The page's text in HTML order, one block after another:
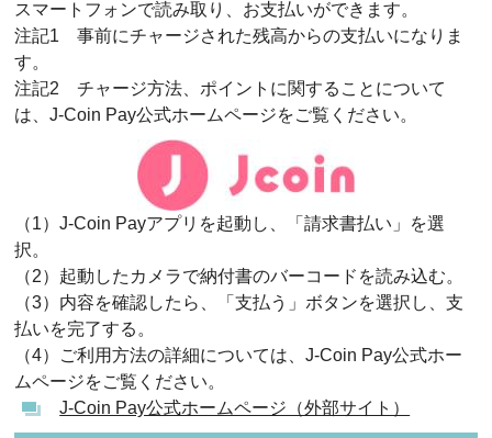
スマートフォンで読み取り、お支払いができます。
注記1 事前にチャージされた残高からの支払いになりま
す。
注記2 チャージ方法、ポイントに関することについて
は、J-Coin Pay公式ホームページをご覧ください。
（1）J-Coin Payアプリを起動し、「請求書払い」を選
択。
（2）起動したカメラで納付書のバーコードを読み込む。
（3）内容を確認したら、「支払う」ボタンを選択し、支
払いを完了する。
（4）ご利用方法の詳細については、J-Coin Pay公式ホー
ムページをご覧ください。
J-Coin Pay公式ホームページ（外部サイト）